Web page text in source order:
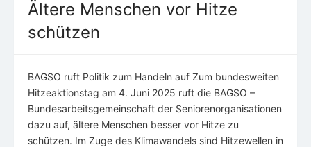
Ältere Menschen vor Hitze
schützen
BAGSO ruft Politik zum Handeln auf Zum bundesweiten
Hitzeaktionstag am 4. Juni 2025 ruft die BAGSO –
Bundesarbeitsgemeinschaft der Seniorenorganisationen
dazu auf, ältere Menschen besser vor Hitze zu
schützen. Im Zuge des Klimawandels sind Hitzewellen in